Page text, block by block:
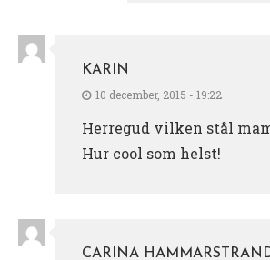
KARIN
10 december, 2015 - 19:22
Herregud vilken stål
Hur cool som helst!
CARINA